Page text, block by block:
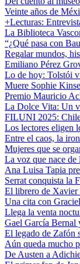
Veinte años de
+Lecturas:
La Biblioteca
“¿Qué pasa con
Regalar mundos,
Emiliano Pérez
Lo de hoy: Tolstói
Muere Sophie
Premio Mauricio
La Dolce Vita: Un
FILUNI 2025:
Los lectores eligen
Entre el caos, la
Mujeres que se
La voz que nace
Ana Luisa Tapia
Serrat conquista la
El librero de Xavier
Una cita con
Llega la venta
Gael García Bernal
El legado de Zafón
Aún queda mucho
De Austen a